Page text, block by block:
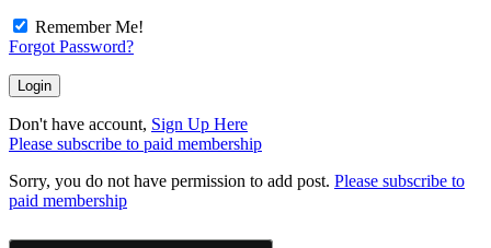
Remember Me!
Forgot Password?
Don't have account, Sign Up Here
Please subscribe to paid membership
Sorry, you do not have permission to add post. Please subscribe to
paid membership